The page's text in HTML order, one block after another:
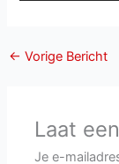
← Vorige Bericht
Laat
Je e-